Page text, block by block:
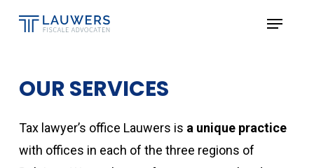
Menu
OUR SERVICES
Tax lawyer’s office Lauwers is a unique practice
with offices in each of the three regions of